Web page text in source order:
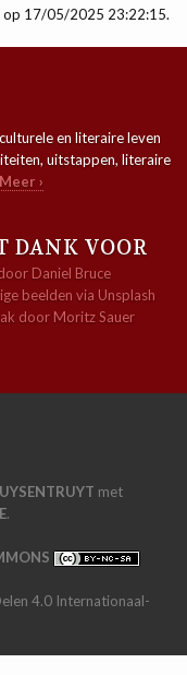
op 17/05/2025 23:22:15.
en literaire leven
uitstappen, literaire
Meer ›
DANK VOOR
Daniel Bruce
beelden via Unsplash
door Moritz Sauer
met
.
4.0 Internationaal-